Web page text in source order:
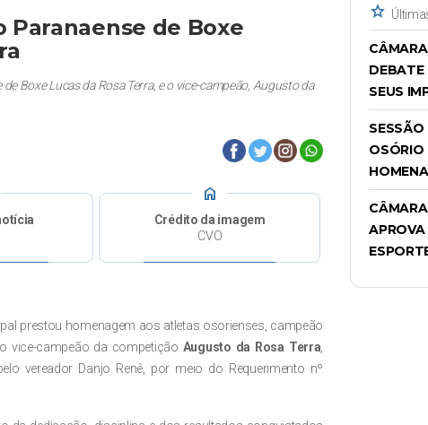
Paranaense de Boxe
Boxe Lucas da Rosa Terra, e o vice-campeão, Augusto da
home
Crédito da imagem
CVO
prestou homenagem aos atletas osorienses, campeão
vice-campeão da competição Augusto da Rosa Terra,
vereador Danjo Renê, por meio do Requerimento nº
star
DEBATE
SEUS
OSÓRIO